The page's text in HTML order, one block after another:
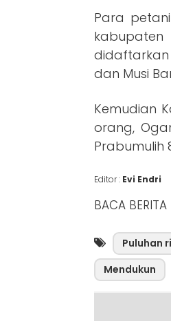
Para
didaftarkan
dan Musi
Kemudian
orang,
Prabumulih
Editor : Evi Endri
BACA
Puluhan
Mendukun